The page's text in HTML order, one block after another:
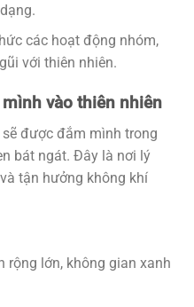
các hoạt động nhóm,
với thiên nhiên.
vào thiên nhiên
được đắm mình trong
bát ngát. Đây là nơi lý
tận hưởng không khí
rộng lớn, không gian xanh